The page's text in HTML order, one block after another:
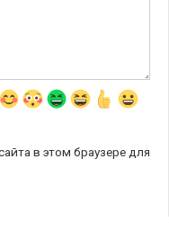
в этом браузере для